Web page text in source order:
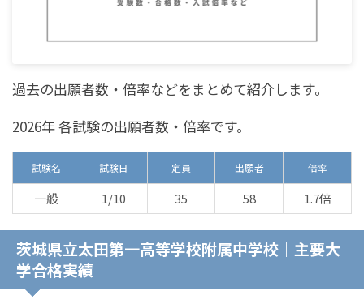
過去の出願者数・倍率などをまとめて紹介します。
2026年 各試験の出願者数・倍率です。
試験名 試験日 定員 出願者 倍率
一般 1/10 35 58 1.7倍
茨城県立太田第一高等学校附属中学校｜主要大
学合格実績